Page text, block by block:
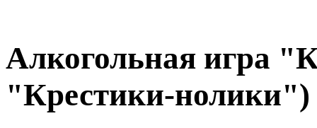
Алкогольная игра
"Крестики-